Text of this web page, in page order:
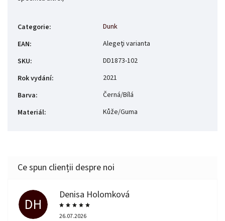
Categorie:
Dunk
EAN:
Alegeţi varianta
SKU:
DD1873-102
Rok vydání:
2021
Barva:
Černá/Bílá
Materiál: Kůže/Guma
DH
Denisa Holomková
26.07.2026